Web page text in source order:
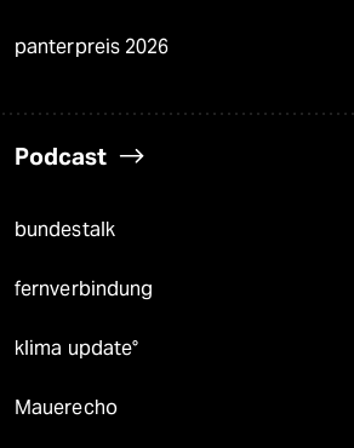
panterpreis 2026
Podcast
bundestalk
fernverbindung
klima update°
Mauerecho